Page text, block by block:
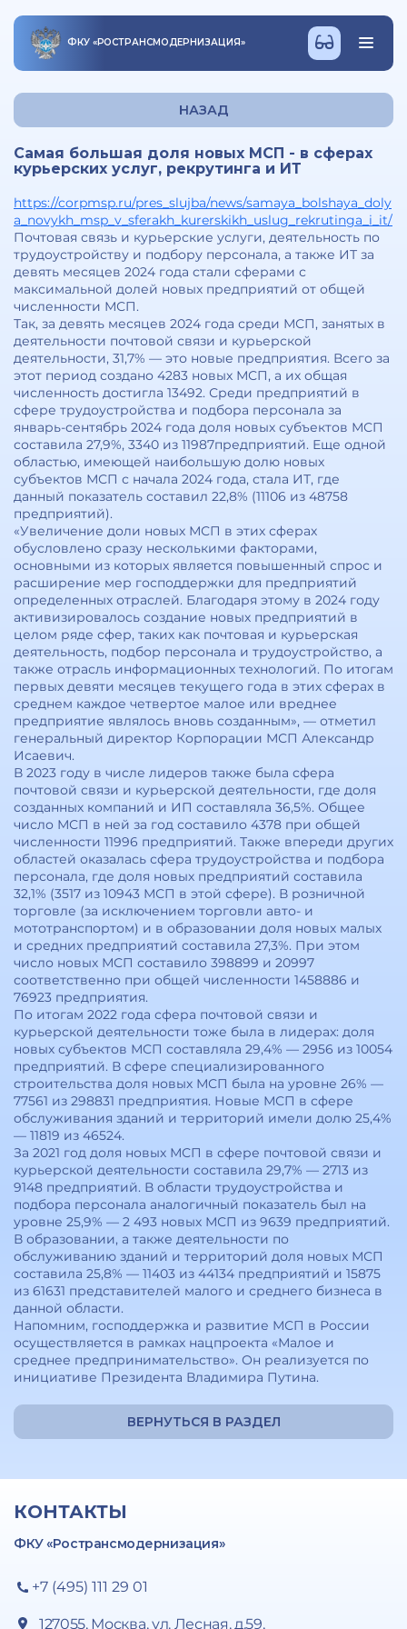
ФКУ «РОСТРАНСМОДЕРНИЗАЦИЯ»
НАЗАД
Самая большая доля новых МСП - в сферах
курьерских услуг, рекрутинга и ИТ
https://corpmsp.ru/pres_slujba/news/samaya_bolshaya_doly
a_novykh_msp_v_sferakh_kurerskikh_uslug_rekrutinga_i_it/
Почтовая связь и курьерские услуги, деятельность по
трудоустройству и подбору персонала, а также ИТ за
девять месяцев 2024 года стали сферами с
максимальной долей новых предприятий от общей
численности МСП.
Так, за девять месяцев 2024 года среди МСП, занятых в
деятельности почтовой связи и курьерской
деятельности, 31,7% — это новые предприятия. Всего за
этот период создано 4283 новых МСП, а их общая
численность достигла 13492. Среди предприятий в
сфере трудоустройства и подбора персонала за
январь-сентябрь 2024 года доля новых субъектов МСП
составила 27,9%, 3340 из 11987предприятий. Еще одной
областью, имеющей наибольшую долю новых
субъектов МСП с начала 2024 года, стала ИТ, где
данный показатель составил 22,8% (11106 из 48758
предприятий).
«Увеличение доли новых МСП в этих сферах
обусловлено сразу несколькими факторами,
основными из которых является повышенный спрос и
расширение мер господдержки для предприятий
определенных отраслей. Благодаря этому в 2024 году
активизировалось создание новых предприятий в
целом ряде сфер, таких как почтовая и курьерская
деятельность, подбор персонала и трудоустройство, а
также отрасль информационных технологий. По итогам
первых девяти месяцев текущего года в этих сферах в
среднем каждое четвертое малое или вреднее
предприятие являлось вновь созданным», — отметил
генеральный директор Корпорации МСП Александр
Исаевич.
В 2023 году в числе лидеров также была сфера
почтовой связи и курьерской деятельности, где доля
созданных компаний и ИП составляла 36,5%. Общее
число МСП в ней за год составило 4378 при общей
численности 11996 предприятий. Также впереди других
областей оказалась сфера трудоустройства и подбора
персонала, где доля новых предприятий составила
32,1% (3517 из 10943 МСП в этой сфере). В розничной
торговле (за исключением торговли авто- и
мототранспортом) и в образовании доля новых малых
и средних предприятий составила 27,3%. При этом
число новых МСП составило 398899 и 20997
соответственно при общей численности 1458886 и
76923 предприятия.
По итогам 2022 года сфера почтовой связи и
курьерской деятельности тоже была в лидерах: доля
новых субъектов МСП составляла 29,4% — 2956 из 10054
предприятий. В сфере специализированного
строительства доля новых МСП была на уровне 26% —
77561 из 298831 предприятия. Новые МСП в сфере
обслуживания зданий и территорий имели долю 25,4%
— 11819 из 46524.
За 2021 год доля новых МСП в сфере почтовой связи и
курьерской деятельности составила 29,7% — 2713 из
9148 предприятий. В области трудоустройства и
подбора персонала аналогичный показатель был на
уровне 25,9% — 2 493 новых МСП из 9639 предприятий.
В образовании, а также деятельности по
обслуживанию зданий и территорий доля новых МСП
составила 25,8% — 11403 из 44134 предприятий и 15875
из 61631 представителей малого и среднего бизнеса в
данной области.
Напомним, господдержка и развитие МСП в России
осуществляется в рамках нацпроекта «Малое и
среднее предпринимательство». Он реализуется по
инициативе Президента Владимира Путина.
ВЕРНУТЬСЯ В РАЗДЕЛ
КОНТАКТЫ
ФКУ «Ространсмодернизация»
+7 (495) 111 29 01
127055, Москва, ул. Лесная, д.59,